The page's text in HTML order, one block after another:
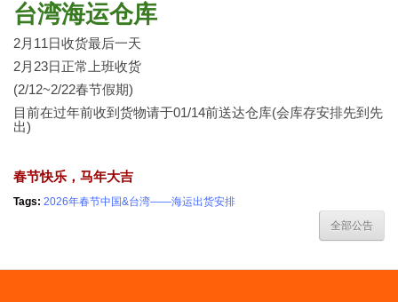
台湾海运仓库
2月11日收货最后一天
2月23日正常上班收货
(2/12~2/22春节假期)
目前在过年前收到货物请于01/14前送达仓库(会库存安排先到先
出)
春节快乐，马年大吉
Tags: 2026年春节中国&台湾——海运出货安排
全部公告